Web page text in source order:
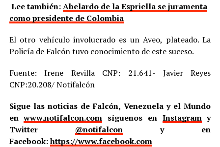
Lee también:Abelardo de la Espriella se juramenta
como presidente de Colombia
El otro vehículo involucrado es un Aveo, plateado. La
Policía de Falcón tuvo conocimiento de este suceso.
Fuente: Irene Revilla CNP: 21.641- Javier Reyes
CNP:20.208/ Notifalcón
Sigue las noticias de Falcón, Venezuela y el Mundo
enwww.notifalcon.com síguenos en Instagramy
Twitter @notifalcony en
Facebook:https://www.facebook.com